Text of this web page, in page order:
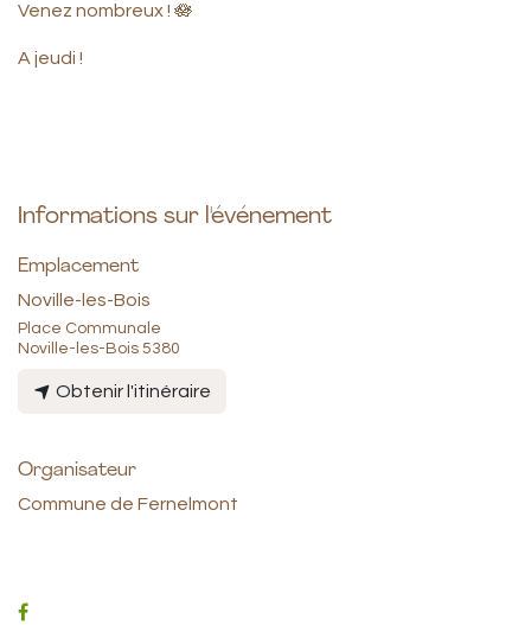
Venez nombreux ! 🪷
A jeudi !
Informations sur l'événement
Emplacement
Noville-les-Bois
Place Communale
Noville-les-Bois 5380
Obtenir l'itinéraire
Organisateur
Commune de Fernelmont